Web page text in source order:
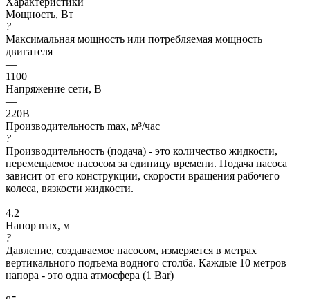
Мощность, Вт
?
Максимальная мощность или потребляемая мощность
двигателя
—
1100
Напряжение сети, В
—
220В
Производительность max, м³/час
?
Производительность (подача) - это количество жидкости,
перемещаемое насосом за единицу времени. Подача насоса
зависит от его конструкции, скорости вращения рабочего
колеса, вязкости жидкости.
—
4.2
Напор max, м
?
Давление, создаваемое насосом, измеряется в метрах
вертикального подъема водного столба. Каждые 10 метров
напора - это одна атмосфера (1 Bar)
—